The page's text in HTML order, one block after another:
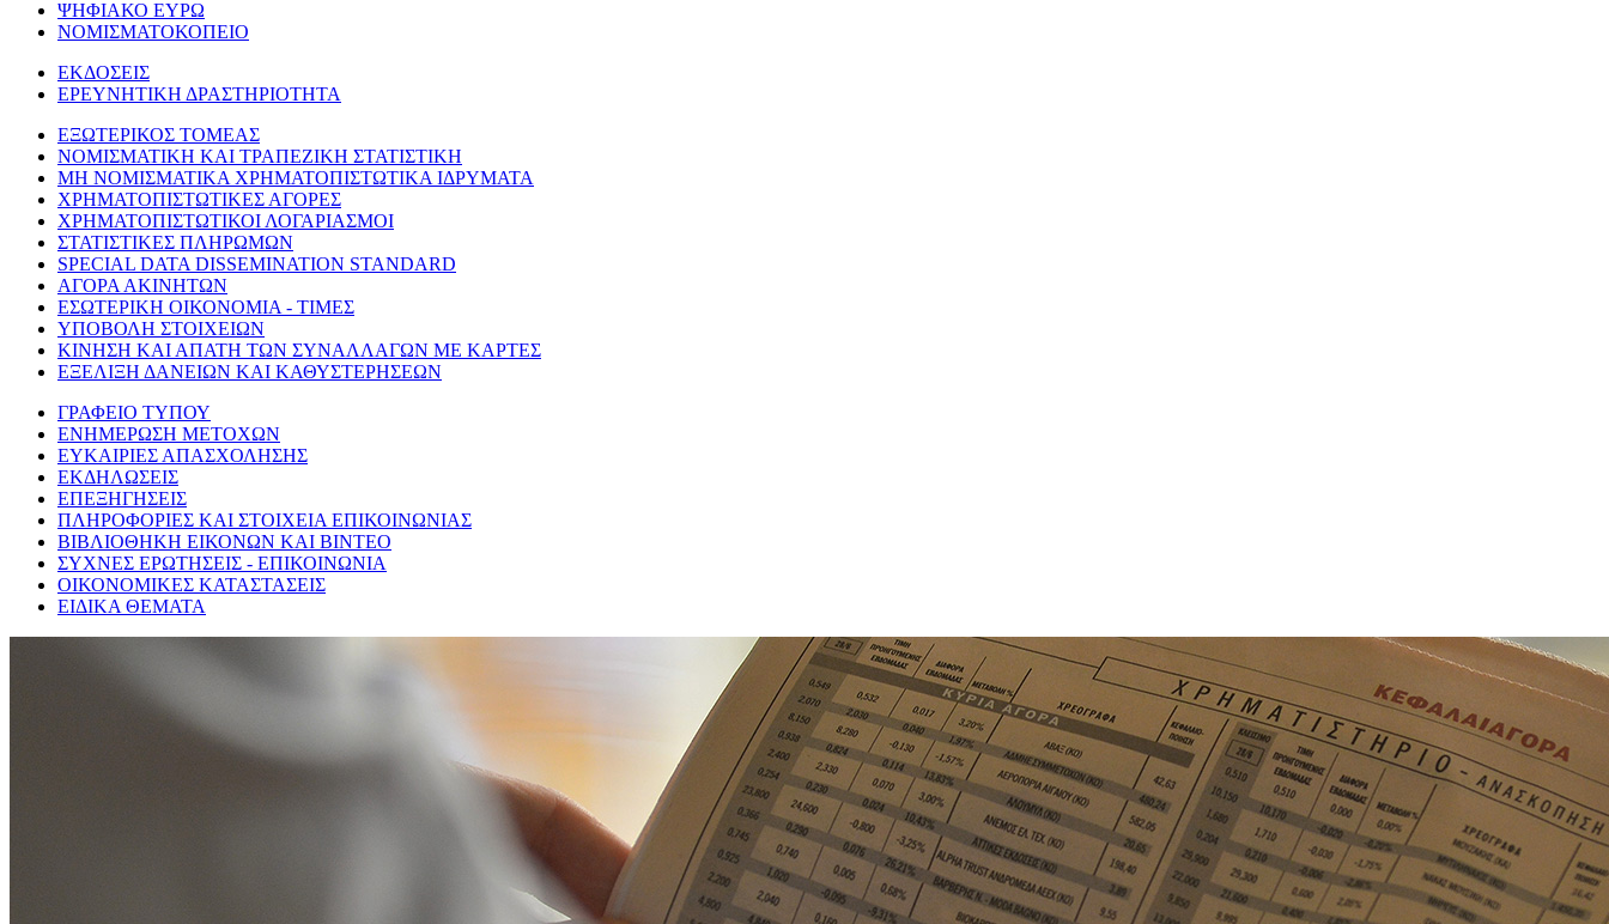
ΨΗΦΙΑΚΟ ΕΥΡΩ
ΝΟΜΙΣΜΑΤΟΚΟΠΕΙΟ
ΕΚΔΟΣΕΙΣ
ΕΡΕΥΝΗΤΙΚΗ ΔΡΑΣΤΗΡΙΟΤΗΤΑ
ΕΞΩΤΕΡΙΚΟΣ ΤΟΜΕΑΣ
ΝΟΜΙΣΜΑΤΙΚΗ ΚΑΙ ΤΡΑΠΕΖΙΚΗ ΣΤΑΤΙΣΤΙΚΗ
ΜΗ ΝΟΜΙΣΜΑΤΙΚΑ ΧΡΗΜΑΤΟΠΙΣΤΩΤΙΚΑ ΙΔΡΥΜΑΤΑ
ΧΡΗΜΑΤΟΠΙΣΤΩΤΙΚΕΣ ΑΓΟΡΕΣ
ΧΡΗΜΑΤΟΠΙΣΤΩΤΙΚΟΙ ΛΟΓΑΡΙΑΣΜΟΙ
ΣΤΑΤΙΣΤΙΚΕΣ ΠΛΗΡΩΜΩΝ
SPECIAL DATA DISSEMINATION STANDARD
ΑΓΟΡΑ ΑΚΙΝΗΤΩΝ
ΕΣΩΤΕΡΙΚΗ ΟΙΚΟΝΟΜΙΑ - ΤΙΜΕΣ
ΥΠΟΒΟΛΗ ΣΤΟΙΧΕΙΩΝ
ΚΙΝΗΣΗ ΚΑΙ ΑΠΑΤΗ ΤΩΝ ΣΥΝΑΛΛΑΓΩΝ ΜΕ ΚΑΡΤΕΣ
ΕΞΕΛΙΞΗ ΔΑΝΕΙΩΝ ΚΑΙ ΚΑΘΥΣΤΕΡΗΣΕΩΝ
ΓΡΑΦΕΙΟ ΤΥΠΟΥ
ΕΝΗΜΕΡΩΣΗ ΜΕΤΟΧΩΝ
ΕΥΚΑΙΡΙΕΣ ΑΠΑΣΧΟΛΗΣΗΣ
ΕΚΔΗΛΩΣΕΙΣ
ΕΠΕΞΗΓΗΣΕΙΣ
ΠΛΗΡΟΦΟΡΙΕΣ ΚΑΙ ΣΤΟΙΧΕΙΑ ΕΠΙΚΟΙΝΩΝΙΑΣ
ΒΙΒΛΙΟΘΗΚΗ ΕΙΚΟΝΩΝ ΚΑΙ ΒΙΝΤΕΟ
ΣΥΧΝΕΣ ΕΡΩΤΗΣΕΙΣ - ΕΠΙΚΟΙΝΩΝΙΑ
ΟΙΚΟΝΟΜΙΚΕΣ ΚΑΤΑΣΤΑΣΕΙΣ
ΕΙΔΙΚΑ ΘΕΜΑΤΑ